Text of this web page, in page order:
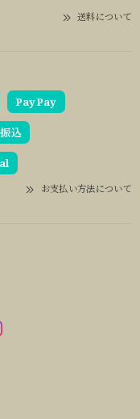
送料について
PayPay
込
お支払い方法について